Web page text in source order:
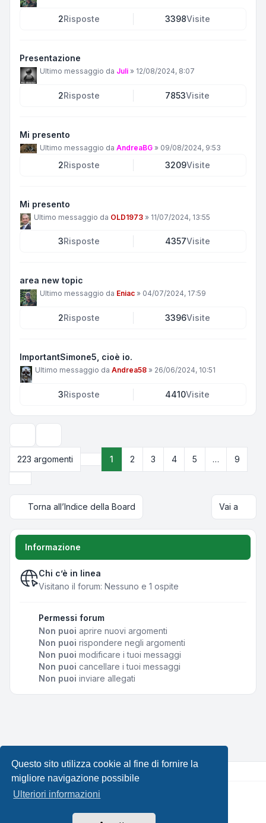
Questo sito utilizza cookie al fine di fornire la
migliore navigazione possibile
Ulteriori informazioni
2Risposte 3398Visite
Presentazione
Ultimo messaggio da Juli » 12/08/2024, 8:07
2Risposte 7853Visite
Mi presento
Ultimo messaggio da AndreaBG » 09/08/2024, 9:53
2Risposte 3209Visite
Mi presento
Ultimo messaggio da OLD1973 » 11/07/2024, 13:55
3Risposte 4357Visite
area new topic
Ultimo messaggio da Eniac » 04/07/2024, 17:59
2Risposte 3396Visite
ImportantSimone5, cioè io.
Ultimo messaggio da Andrea58 » 26/06/2024, 10:51
3Risposte 4410Visite
223 argomenti
Pagina di9
1 2 3 4 5 …
9
Torna all’Indice della Board Vai a
Informazione
Chi c’è in linea
Visitano il forum: Nessuno e 1 ospite
Permessi forum
Non puoi aprire nuovi argomenti
Non puoi rispondere negli argomenti
Non puoi modificare i tuoi messaggi
Non puoi cancellare i tuoi messaggi
Non puoi inviare allegati
Creato daphpBB® Forum Software © phpBB Limited •
Leenoz.com